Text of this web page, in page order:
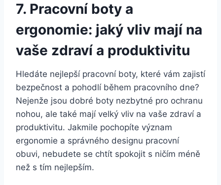
7. Pracovní ⁤boty a
ergonomie: jaký vliv mají​ na
vaše zdraví ⁣a ⁣produktivitu
Hledáte nejlepší pracovní boty,‍ které vám‌ zajistí⁤
bezpečnost a pohodlí⁢ během pracovního‍ dne?
Nejenže jsou ⁣dobré‍ boty​ nezbytné pro ochranu
⁤nohou, ale ‍také mají⁣ velký⁣ vliv na‌ vaše zdraví a
⁤produktivitu. ‍Jakmile pochopíte význam
ergonomie a správného designu pracovní
obuvi, nebudete se chtít ⁤spokojit ‍s​ ničím méně⁣
než s tím ‍nejlepším.